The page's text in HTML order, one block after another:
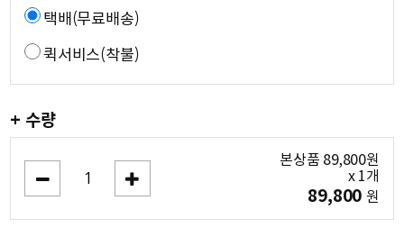
택배(무료배송)
퀵서비스(착불)
+ 수량
본상품 89,800원
x 1개
89,800 원